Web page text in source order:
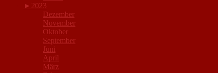
► 2023
Dezember
November
Oktober
September
Juni
April
März